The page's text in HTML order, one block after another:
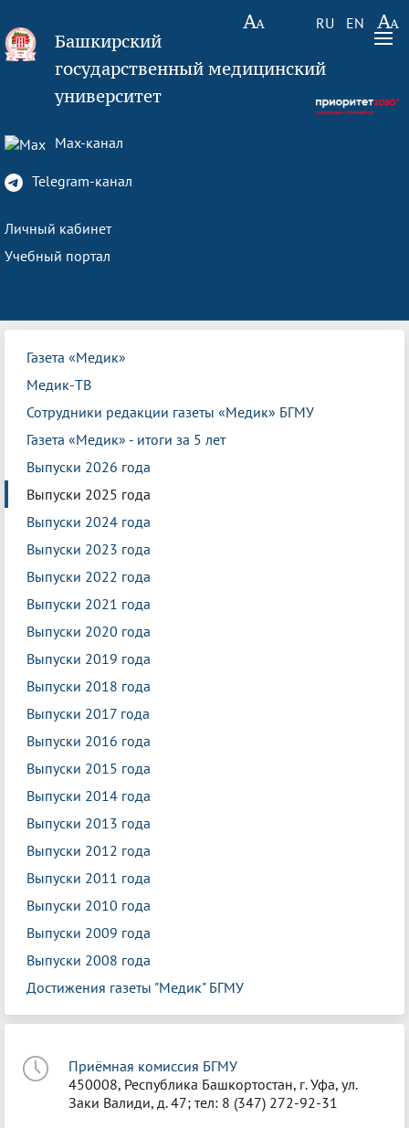
RU EN
Башкирский
государственный медицинский
университет
Max-канал
Telegram-канал
Личный кабинет
Учебный портал
Газета «Медик»
Медик-ТВ
Сотрудники редакции газеты «Медик» БГМУ
Газета «Медик» - итоги за 5 лет
Выпуски 2026 года
Выпуски 2025 года
Выпуски 2024 года
Выпуски 2023 года
Выпуски 2022 года
Выпуски 2021 года
Выпуски 2020 года
Выпуски 2019 года
Выпуски 2018 года
Выпуски 2017 года
Выпуски 2016 года
Выпуски 2015 года
Выпуски 2014 года
Выпуски 2013 года
Выпуски 2012 года
Выпуски 2011 года
Выпуски 2010 года
Выпуски 2009 года
Выпуски 2008 года
Достижения газеты "Медик" БГМУ
Приёмная комиссия БГМУ
450008, Республика Башкортостан, г. Уфа, ул.
Заки Валиди, д. 47; тел: 8 (347) 272-92-31